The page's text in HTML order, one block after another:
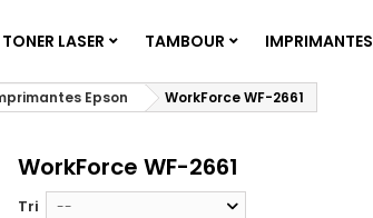
TONER LASER TAMBOUR IMPRIMANTES
Epson WorkForce WF-2661
WorkForce WF-2661
Tri --